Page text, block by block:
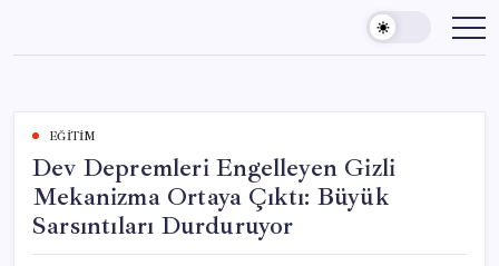
content
EĞITIM
Dev Depremleri Engelleyen Gizli
Mekanizma Ortaya Çıktı: Büyük
Sarsıntıları Durduruyor